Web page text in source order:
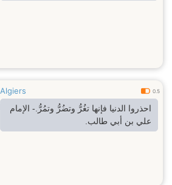
Algiers 0.5
احذروا الدنيا فإنها تغُرُّ وتضُرُّ وتمُرُّ.- الإمام
علي بن أبي طالب.